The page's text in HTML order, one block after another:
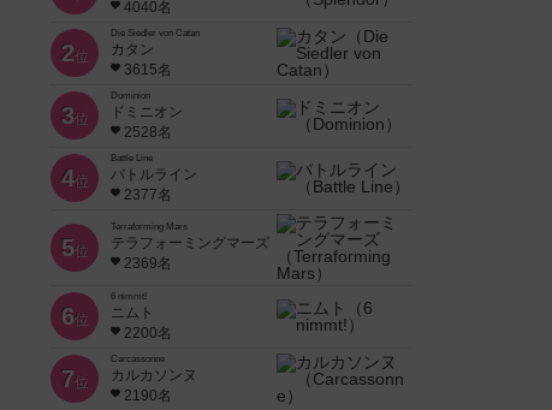
4040名
2位
Die Siedler von Catan
カタン
3615名
3位
Dominion
ドミニオン
2528名
4位
Battle Line
バトルライン
2377名
5位
Terraforming Mars
テラフォーミングマーズ
2369名
6位
6 nimmt!
ニムト
2200名
7位
Carcassonne
カルカソンヌ
2190名